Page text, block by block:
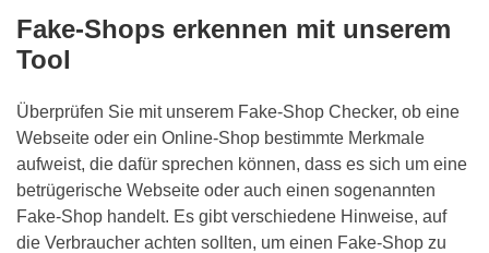
Fake-Shops erkennen mit unserem
Tool
Überprüfen Sie mit unserem Fake-Shop Checker, ob eine
Webseite oder ein Online-Shop bestimmte Merkmale
aufweist, die dafür sprechen können, dass es sich um eine
betrügerische Webseite oder auch einen sogenannten
Fake-Shop handelt. Es gibt verschiedene Hinweise, auf
die Verbraucher achten sollten, um einen Fake-Shop zu